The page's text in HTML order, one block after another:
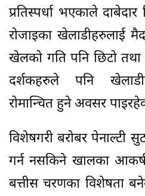
प्रतिस्पर्धा भएकाले
रोजाइका खेलाडीहरुलाई
खेलको गति पनि छिटो
दर्शकहरुले पनि
रोमान्चित हुने अवसर
विशेषगरी बरोबर पेनाल्टी
गर्न नसकिने खालका
बत्तीस चरणका विशेषता